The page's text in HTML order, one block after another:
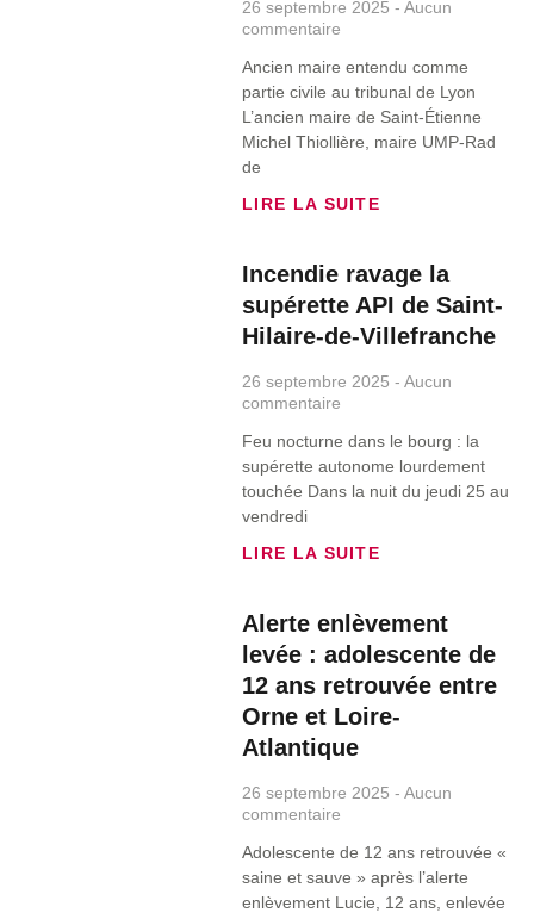
26 septembre 2025 Aucun
commentaire
Ancien maire entendu comme
partie civile au tribunal de Lyon
L’ancien maire de Saint‑Étienne
Michel Thiollière, maire UMP‑Rad
de
LIRE LA SUITE
Incendie ravage la
supérette API de Saint-
Hilaire-de-Villefranche
26 septembre 2025 Aucun
commentaire
Feu nocturne dans le bourg : la
supérette autonome lourdement
touchée Dans la nuit du jeudi 25 au
vendredi
LIRE LA SUITE
Alerte enlèvement
levée : adolescente de
12 ans retrouvée entre
Orne et Loire-
Atlantique
26 septembre 2025 Aucun
commentaire
Adolescente de 12 ans retrouvée «
saine et sauve » après l’alerte
enlèvement Lucie, 12 ans, enlevée